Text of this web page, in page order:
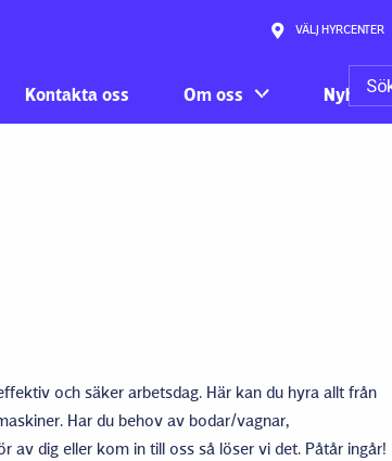
VÄLJ HYRCENTER
Kontakta oss Om oss Nyheter
och säker arbetsdag. Här kan du hyra allt från
Har du behov av bodar/vagnar,
av dig eller kom in till oss så löser vi det. Påtår ingår!